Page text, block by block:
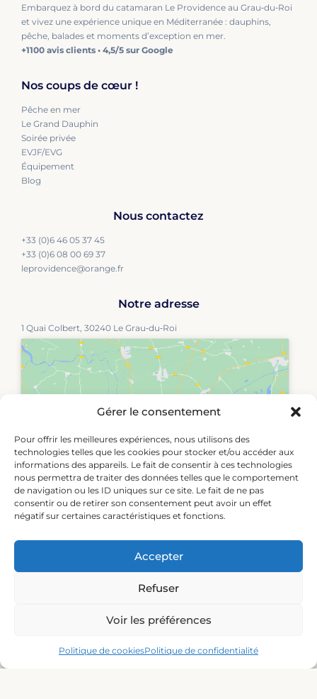
Gérer le consentement
Pour offrir les meilleures expériences, nous utilisons des
technologies telles que les cookies pour stocker et/ou accéder aux
informations des appareils. Le fait de consentir à ces technologies
nous permettra de traiter des données telles que le comportement
de navigation ou les ID uniques sur ce site. Le fait de ne pas
consentir ou de retirer son consentement peut avoir un effet
négatif sur certaines caractéristiques et fonctions.
Accepter
Refuser
Voir les préférences
Politique de cookiesPolitique de confidentialité
Embarquez à bord du catamaran Le Providence au Grau‑du‑Roi
et vivez une expérience unique en Méditerranée : dauphins,
pêche, balades et moments d’exception en mer.
+1100 avis clients • 4,5/5 sur Google
Nos coups de cœur !
Pêche en mer
Le Grand Dauphin
Soirée privée
EVJF/EVG
Équipement
Blog
Nous contactez
+33 (0)6 46 05 37 45
+33 (0)6 08 00 69 37
leprovidence@orange.fr
Notre adresse
1 Quai Colbert, 30240 Le Grau‑du‑Roi
marketing et activer ce contenu
Moyens de paiement acceptés
Nos partenaires :